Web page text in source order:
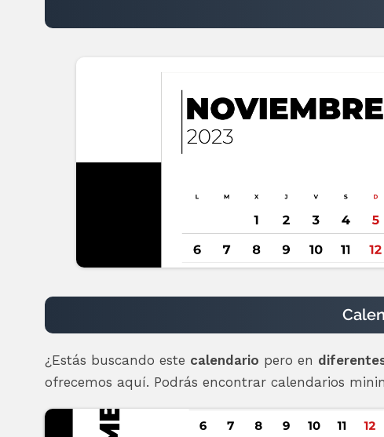
¿Estás buscando este calendario pero en
ofrecemos aquí. Podrás encontrar calendarios